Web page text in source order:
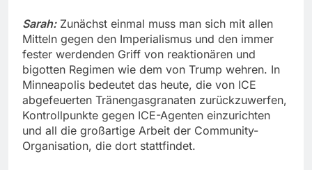
Sarah:Zunächst einmal muss man sich mit allen
Mitteln gegen den Imperialismus und den immer
fester werdenden Griff von reaktionären und
bigotten Regimen wie dem von Trump wehren. In
Minneapolis bedeutet das heute, die von ICE
abgefeuerten Tränengasgranaten zurückzuwerfen,
Kontrollpunkte gegen ICE-Agenten einzurichten
und all die großartige Arbeit der Community-
Organisation, die dort stattfindet.